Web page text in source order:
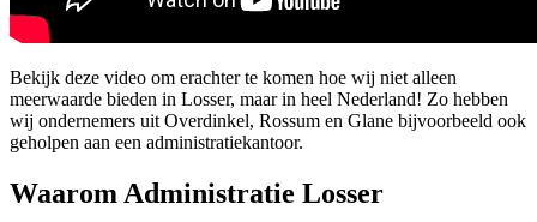
Bekijk deze video om erachter te komen hoe wij niet alleen
meerwaarde bieden in Losser, maar in heel Nederland! Zo hebben
wij ondernemers uit Overdinkel, Rossum en Glane bijvoorbeeld ook
geholpen aan een administratiekantoor.
Waarom Administratie Losser